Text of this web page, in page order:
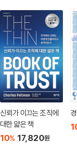
신뢰가 이끄는 조직에
대한 얇은 책
10% 17,820원